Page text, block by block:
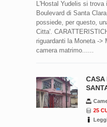
L'Hostal Yudelis si trova
Boulevard di Santa
possiede, per questo,
Citta'.
riguardanti la Moneta ->
camera matrimo......
CASA
25